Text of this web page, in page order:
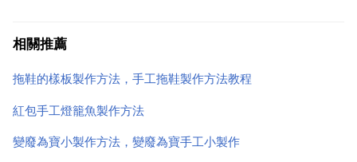
者檸檬汁幾滴。製作過程 第一步 我們先將雞蛋蛋清和
相關推薦
拖鞋的樣板製作方法，手工拖鞋製作方法教程
紅包手工燈籠魚製作方法
變廢為寶小製作方法，變廢為寶手工小製作